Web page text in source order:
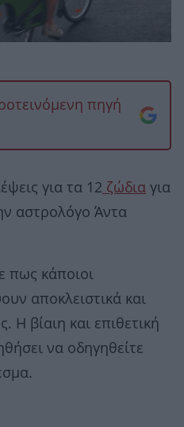
πηγή
για τα 12 ζώδια για
αστρολόγο Άντα
πως κάποιοι
αποκλειστικά και
Η βίαιη και επιθετική
να οδηγηθείτε